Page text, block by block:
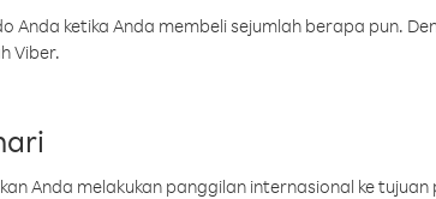
Anda ketika Anda membeli sejumlah berapa pun.
Viber.
Anda melakukan panggilan internasional ke